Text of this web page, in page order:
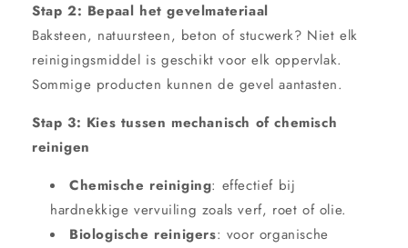
Stap 2: Bepaal het gevelmateriaal
Baksteen, natuursteen, beton of stucwerk? Niet elk
reinigingsmiddel is geschikt voor elk oppervlak.
Sommige producten kunnen de gevel aantasten.
Stap 3: Kies tussen mechanisch of chemisch
reinigen
Chemische reiniging: effectief bij
hardnekkige vervuiling zoals verf, roet of olie.
Biologische reinigers: voor organische